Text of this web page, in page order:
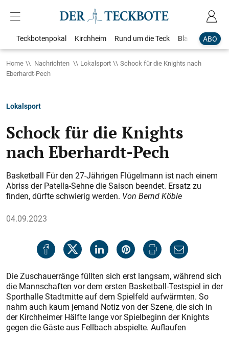
ABO
Teckbotenpokal Kirchheim Rund um die Teck Blaulicht
Home Nachrichten Lokalsport
Schock für die Knights nach
Eberhardt-Pech
Lokalsport
Schock für die Knights
nach Eberhardt-Pech
Basketball Für den 27-Jährigen Flügelmann ist nach einem
Abriss der Patella-Sehne die Saison beendet. Ersatz zu
finden, dürfte schwierig werden. Von Bernd Köble
04.09.2023
Die Zuschauerränge füllten sich erst langsam, während sich
die Mannschaften vor dem ersten Basketball-Testspiel in der
Sporthalle Stadtmitte auf dem Spielfeld aufwärmten. So
nahm auch kaum jemand Notiz von der Szene, die sich in
der Kirchheimer Hälfte lange vor Spielbeginn der Knights
gegen die Gäste aus Fellbach abspielte. Auflaufen